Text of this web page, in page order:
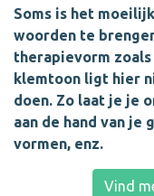
Soms is het
woorden te
therapievorm zoals
klemtoon ligt hier
doen. Zo laat je je
aan de hand van je
vormen, enz.
Vind